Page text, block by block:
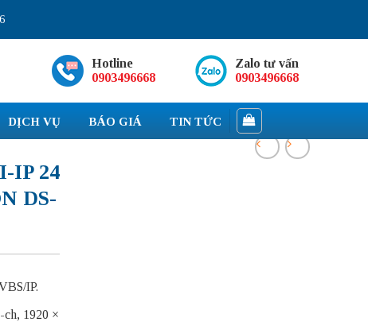
Hotline
0903496668
Zalo tư vấn
0903496668
DỊCH VỤ BÁO GIÁ TIN TỨC
IP 24
DS-
IP.
1920 ×